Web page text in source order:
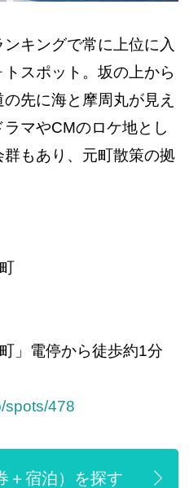
ンキングで常に上位に入
スポット。坂の上から
先に海と摩周丸が見え
マやCMのロケ地とし
もあり、元町散策の拠
」電停から徒歩約1分
spots/478
＋宿泊）を探す